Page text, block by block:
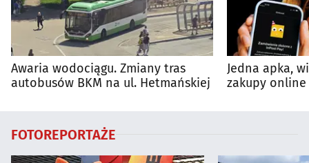
Awaria wodociągu. Zmiany tras
autobusów BKM na ul. Hetmańskiej
Jedna apka,
zakupy online
FOTOREPORTAŻE